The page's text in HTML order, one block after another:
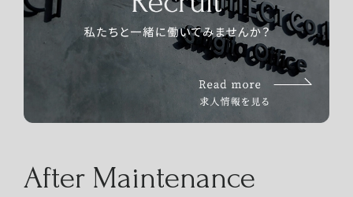
After Maintenance